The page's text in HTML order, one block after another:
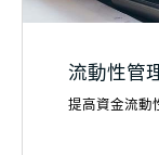
流動性管
提高資金流動